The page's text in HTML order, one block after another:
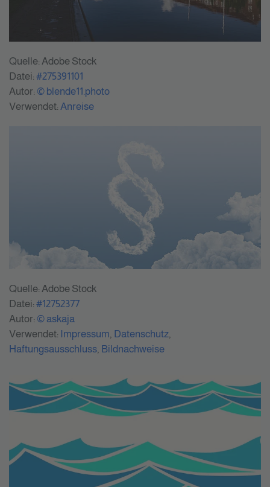
Quelle: Adobe Stock
Datei: #275391101
Autor: © blende11.photo
Verwendet: Anreise
Quelle: Adobe Stock
Datei: #12752377
Autor: © askaja
Verwendet: Impressum Datenschutz
Haftungsausschluss Bildnachweise